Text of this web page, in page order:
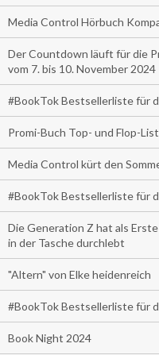
Media Control Hörbuch
Der Countdown läuft für die
vom 7. bis 10. November 2024
#BookTok Bestsellerliste für
Promi-Buch Top- und Flop-
Media Control kürt den
#BookTok Bestsellerliste für
Die Generation Z hat als
in der Tasche durchlebt
"Altern" von Elke heidenreich
#BookTok Bestsellerliste für
Book Night 2024